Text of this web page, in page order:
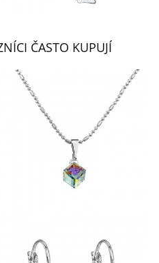
ČASTO KUPUJÍ